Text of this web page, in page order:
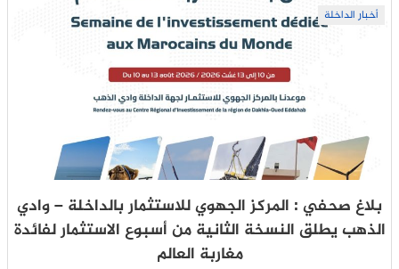
أخبار الداخلة
بلاغ صحفي : المركز الجهوي للاستثمار بالداخلة – وادي
الذهب يطلق النسخة الثانية من أسبوع الاستثمار لفائدة
مغاربة العالم